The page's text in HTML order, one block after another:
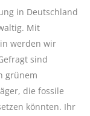
in Deutschland
Mit
werden wir
sind
grünem
die fossile
könnten. Ihr